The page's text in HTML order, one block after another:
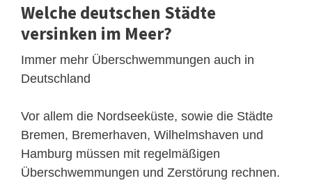
Welche deutschen Städte
versinken im Meer?
Immer mehr Überschwemmungen auch in
Deutschland
Vor allem die Nordseeküste, sowie die Städte
Bremen, Bremerhaven, Wilhelmshaven und
Hamburg müssen mit regelmäßigen
Überschwemmungen und Zerstörung rechnen.